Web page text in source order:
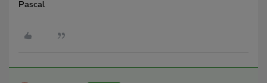
Pascal